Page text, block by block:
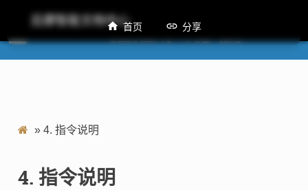
后摩智能文档中心
M50 模型权重共享工具用户指南
» 4. 指令说明
4. 指令说明
首页 分享